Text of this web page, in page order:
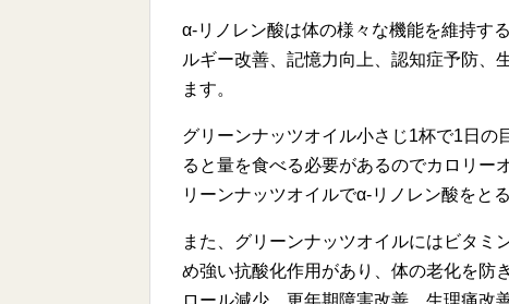
α-リノレン酸は体の様々な機能を維持す
ルギー改善、記憶力向上、認知症予防、
ます。
グリーンナッツオイル小さじ1杯で1日の
ると量を食べる必要があるのでカロリー
リーンナッツオイルでα-リノレン酸をと
また、グリーンナッツオイルにはビタミ
め強い抗酸化作用があり、体の老化を防